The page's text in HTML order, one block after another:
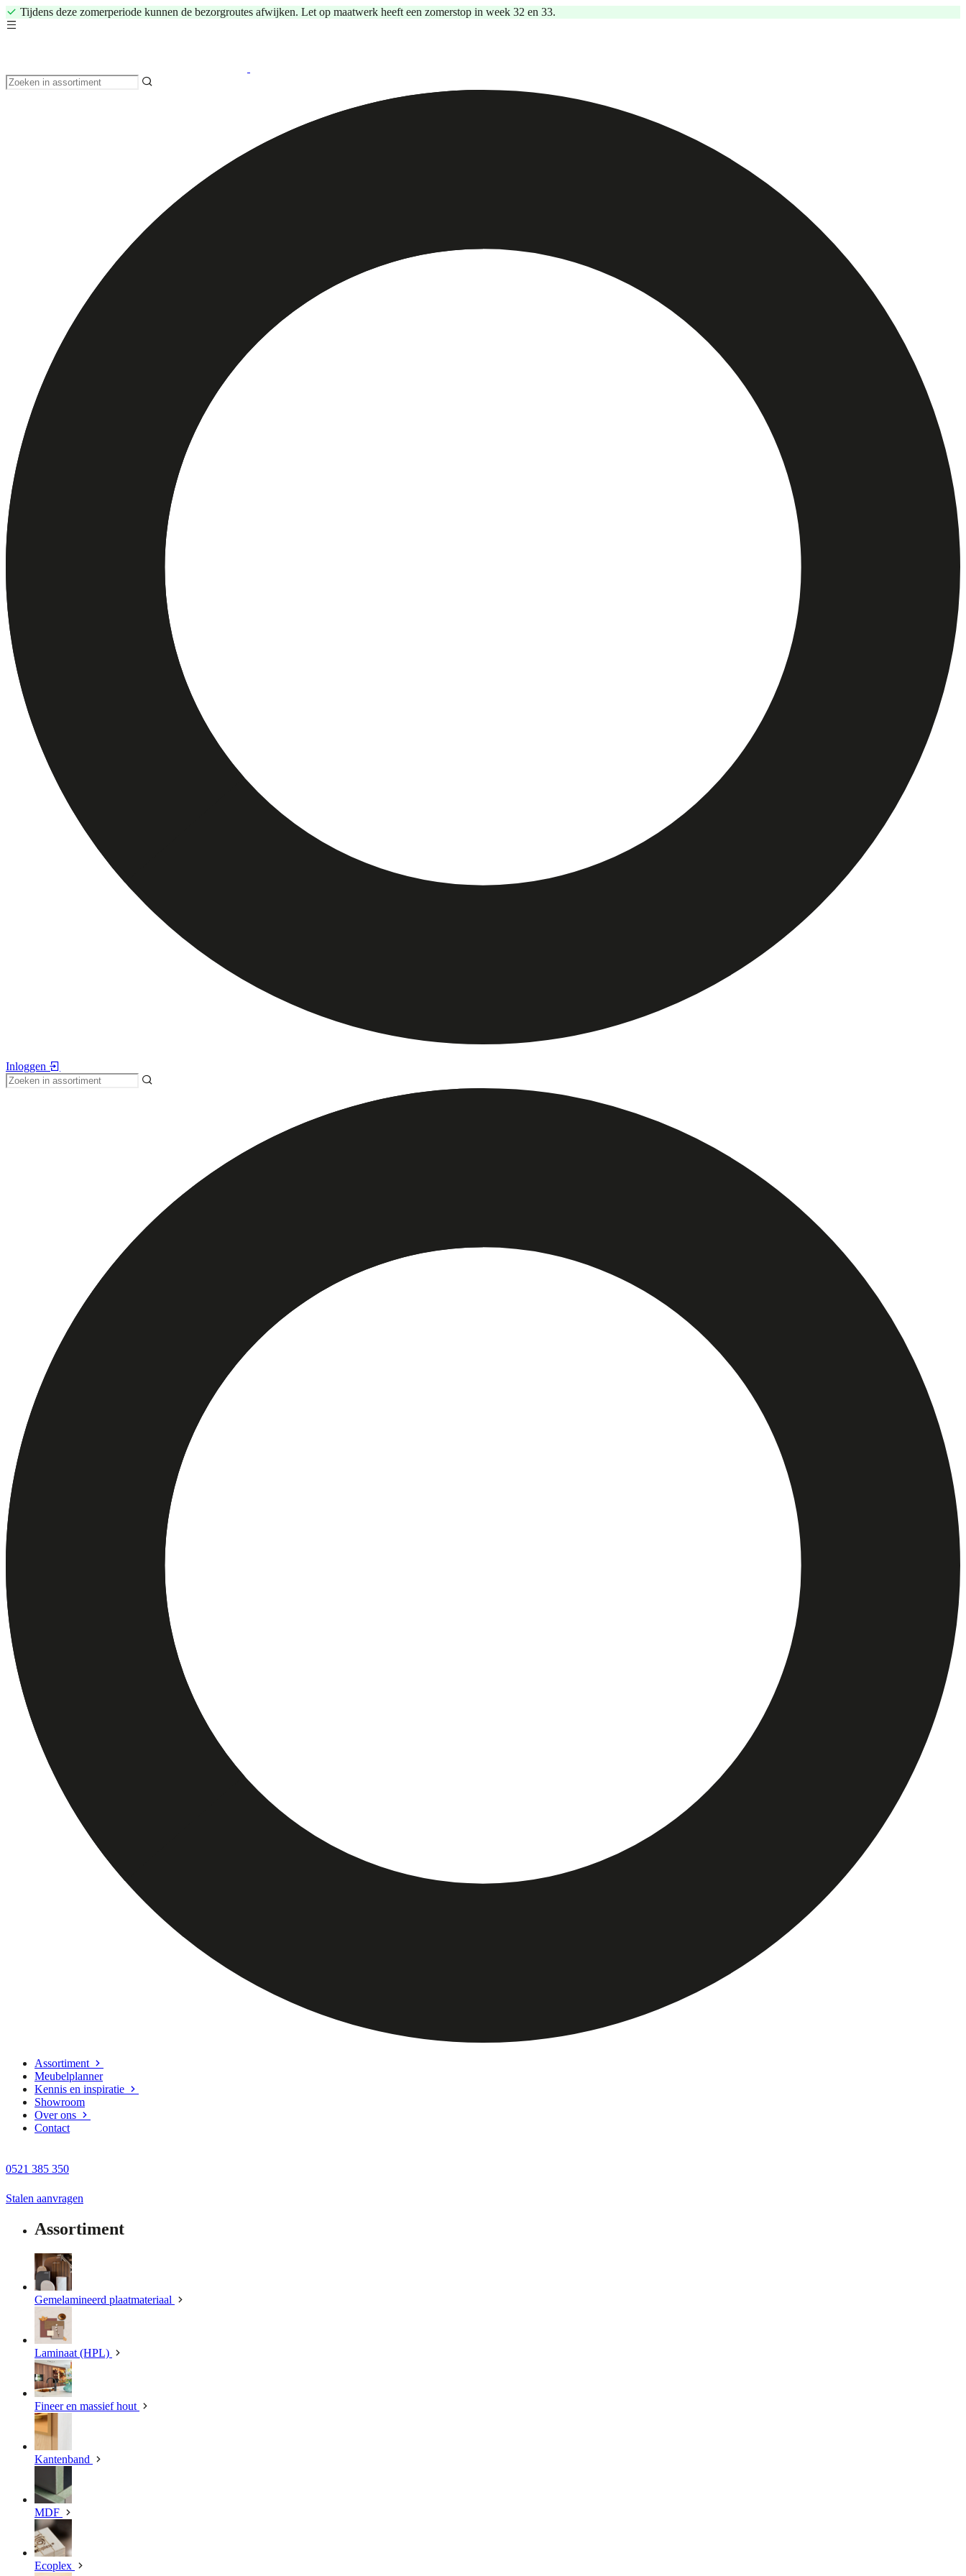
Tijdens deze zomerperiode kunnen de bezorgroutes afwijken. Let op maatwerk heeft een zomerstop in week 32 en 33.
Inloggen
Assortiment
Meubelplanner
Kennis en inspiratie
Showroom
Over ons
Contact
0521 385 350
Stalen aanvragen
Assortiment
Gemelamineerd plaatmateriaal
Laminaat (HPL)
Fineer en massief hout
Kantenband
MDF
Ecoplex